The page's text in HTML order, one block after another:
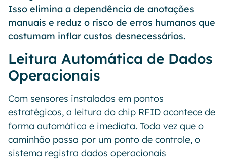
Isso elimina a dependência de anotações
manuais e reduz o risco de erros humanos que
costumam inflar custos desnecessários.
Leitura Automática de Dados
Operacionais
Com sensores instalados em pontos
estratégicos, a leitura do chip RFID acontece de
forma automática e imediata. Toda vez que o
caminhão passa por um ponto de controle, o
sistema registra dados operacionais